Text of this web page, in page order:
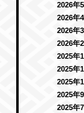
2026年5
2026年4
2026年3
2026年2
2025年
2025年
2025年
2025年9
2025年7